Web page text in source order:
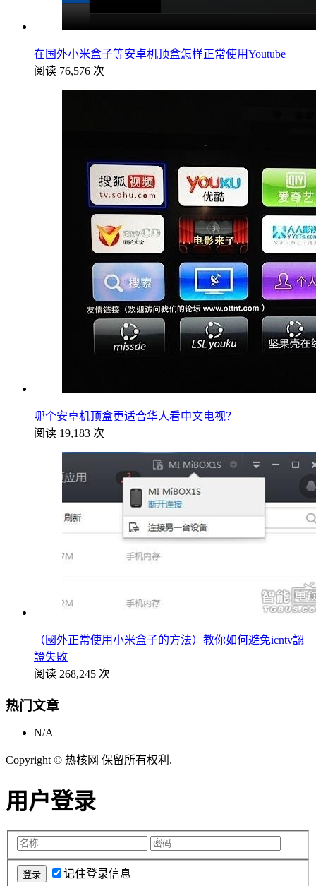
在国外小米盒子等安卓机顶盒怎样正常使用Youtube
阅读 76,576 次
哪个安卓机顶盒更适合华人看中文电视？
阅读 19,183 次
（國外正常使用小米盒子的方法）教你如何避免icntv認
證失敗
阅读 268,245 次
热门文章
N/A
Copyright © 热核网 保留所有权利.
用户登录
记住登录信息